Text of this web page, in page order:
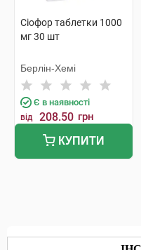
Сіофор таблетки 1000
мг 30 шт
Берлін-Хемі
Є в наявності
від 208.50 грн
КУПИТИ